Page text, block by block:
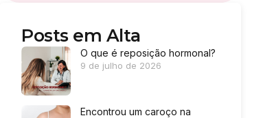
Posts em Alta
O que é reposição hormonal?
9 de julho de 2026
Encontrou um caroço na